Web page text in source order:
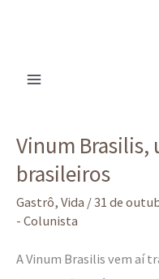
Vinum Brasilis,
brasileiros
Gastrô, Vida /31 de
- Colunista
A Vinum Brasilis vem aí
Brasilis,
uma
ode
aos
brasileiros